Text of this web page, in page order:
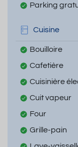
Parking
Cuisine
Bouilloire
Cafetière
Cuisinière
Cuit vapeur
Four
Grille-pain